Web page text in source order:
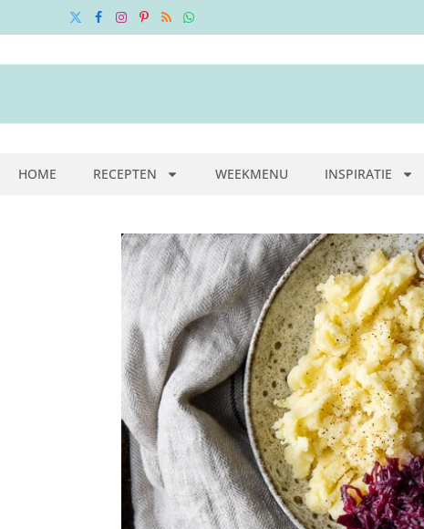
X
FacebookInstagram
Pinterest
RSSWhatsApp
HOME RECEPTEN WEEKMENU INSPIRATIE